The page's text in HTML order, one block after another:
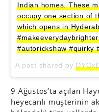
Indian homes. These
occupy one section of
which opens in
#autorickshaw #quirky
A post shared by
9 Ağustos’ta açılan
heyecanlı müşterinin